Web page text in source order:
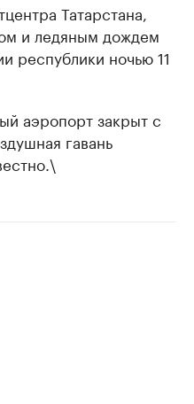
Татарстана,
и ледяным дождем
республики ночью 11
аэропорт закрыт с
гавань